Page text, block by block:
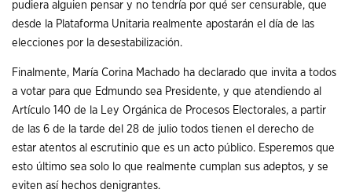
pudiera alguien pensar y no tendría por qué ser censurable, que
desde la Plataforma Unitaria realmente apostarán el día de las
elecciones por la desestabilización.
Finalmente, María Corina Machado ha declarado que invita a todos
a votar para que Edmundo sea Presidente, y que atendiendo al
Artículo 140 de la Ley Orgánica de Procesos Electorales, a partir
de las 6 de la tarde del 28 de julio todos tienen el derecho de
estar atentos al escrutinio que es un acto público. Esperemos que
esto último sea solo lo que realmente cumplan sus adeptos, y se
eviten así hechos denigrantes.